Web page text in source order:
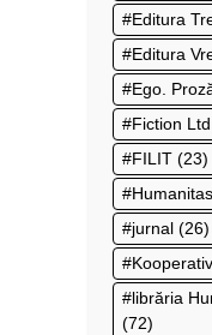
Editura
Editura
Ego.
Fiction Ltd
FILIT (23)
Humanitas
jurnal (26)
librăria
(72)